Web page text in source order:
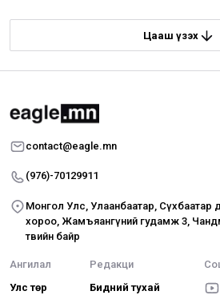
Цааш үзэх
contact@eagle.mn
(976)-70129911
Монгол Улс, Улаанбаатар, Сүхбаатар
хороо, Жамъяангүний гудамж 3,
төвийн байр
Ангилал
Улс төр
Редакци
Бидний тухай